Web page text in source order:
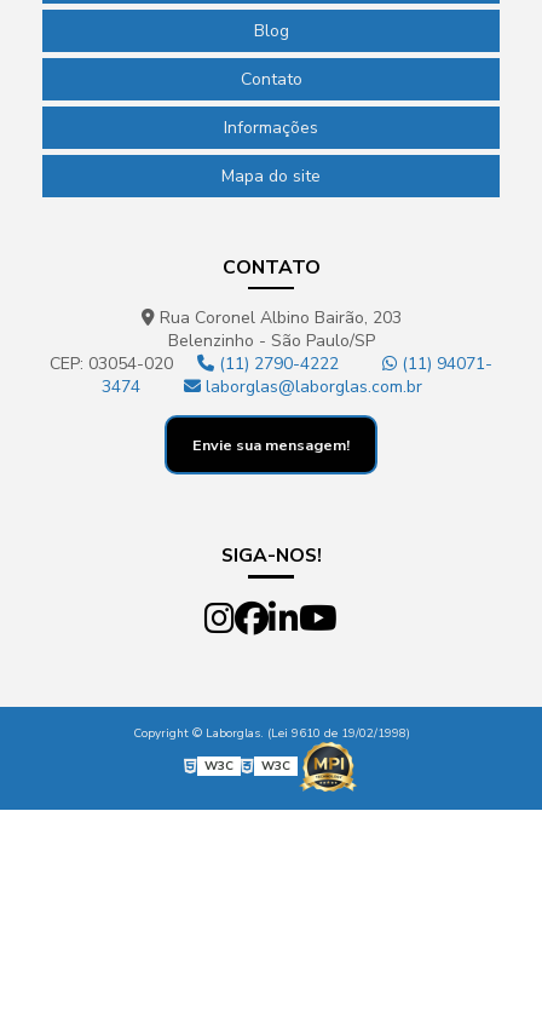
Blog
Contato
Informações
Mapa do site
CONTATO
Rua Coronel Albino Bairão, 203
Belenzinho - São Paulo/SP
CEP: 03054-020
(11) 2790-4222
(11) 94071-
3474
laborglas@laborglas.com.br
Envie sua mensagem!
SIGA-NOS!
Copyright © Laborglas. (Lei 9610 de 19/02/1998)
W3C
W3C